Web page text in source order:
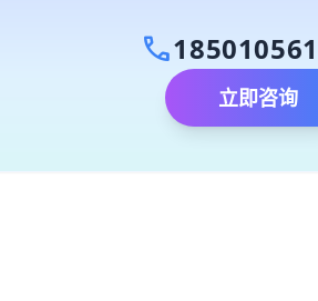
call
立即咨询